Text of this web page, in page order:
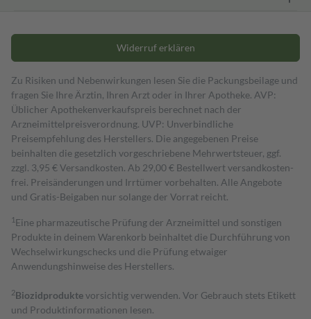
Widerruf erklären
Zu Risiken und Nebenwirkungen lesen Sie die Packungsbeilage und
fragen Sie Ihre Ärztin, Ihren Arzt oder in Ihrer Apotheke. AVP:
Üblicher Apothekenverkaufspreis berechnet nach der
Arzneimittelpreisverordnung. UVP: Unverbindliche
Preisempfehlung des Herstellers. Die angegebenen Preise
beinhalten die gesetzlich vorgeschriebene Mehrwertsteuer, ggf.
zzgl. 3,95 € Versandkosten. Ab 29,00 € Bestell­wert versand­kosten­
frei. Preisänderungen und Irrtümer vorbehalten. Alle Angebote
und Gratis-Beigaben nur solange der Vorrat reicht.
1 Eine pharmazeutische Prüfung der Arzneimittel und sonstigen
Produkte in deinem Warenkorb beinhaltet die Durchführung von
Wechselwirkungschecks und die Prüfung etwaiger
Anwendungshinweise des Herstellers.
2Biozidproduktevorsichtig verwenden. Vor Gebrauch stets Etikett
und Produktinformationen lesen.